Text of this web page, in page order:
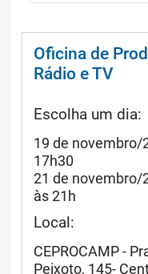
Oficina de
Rádio e TV
Escolha um dia:
19 de novembro/
17h30
21 de novembro/
às 21h
Local:
CEPROCAMP -
Peixoto, 145-